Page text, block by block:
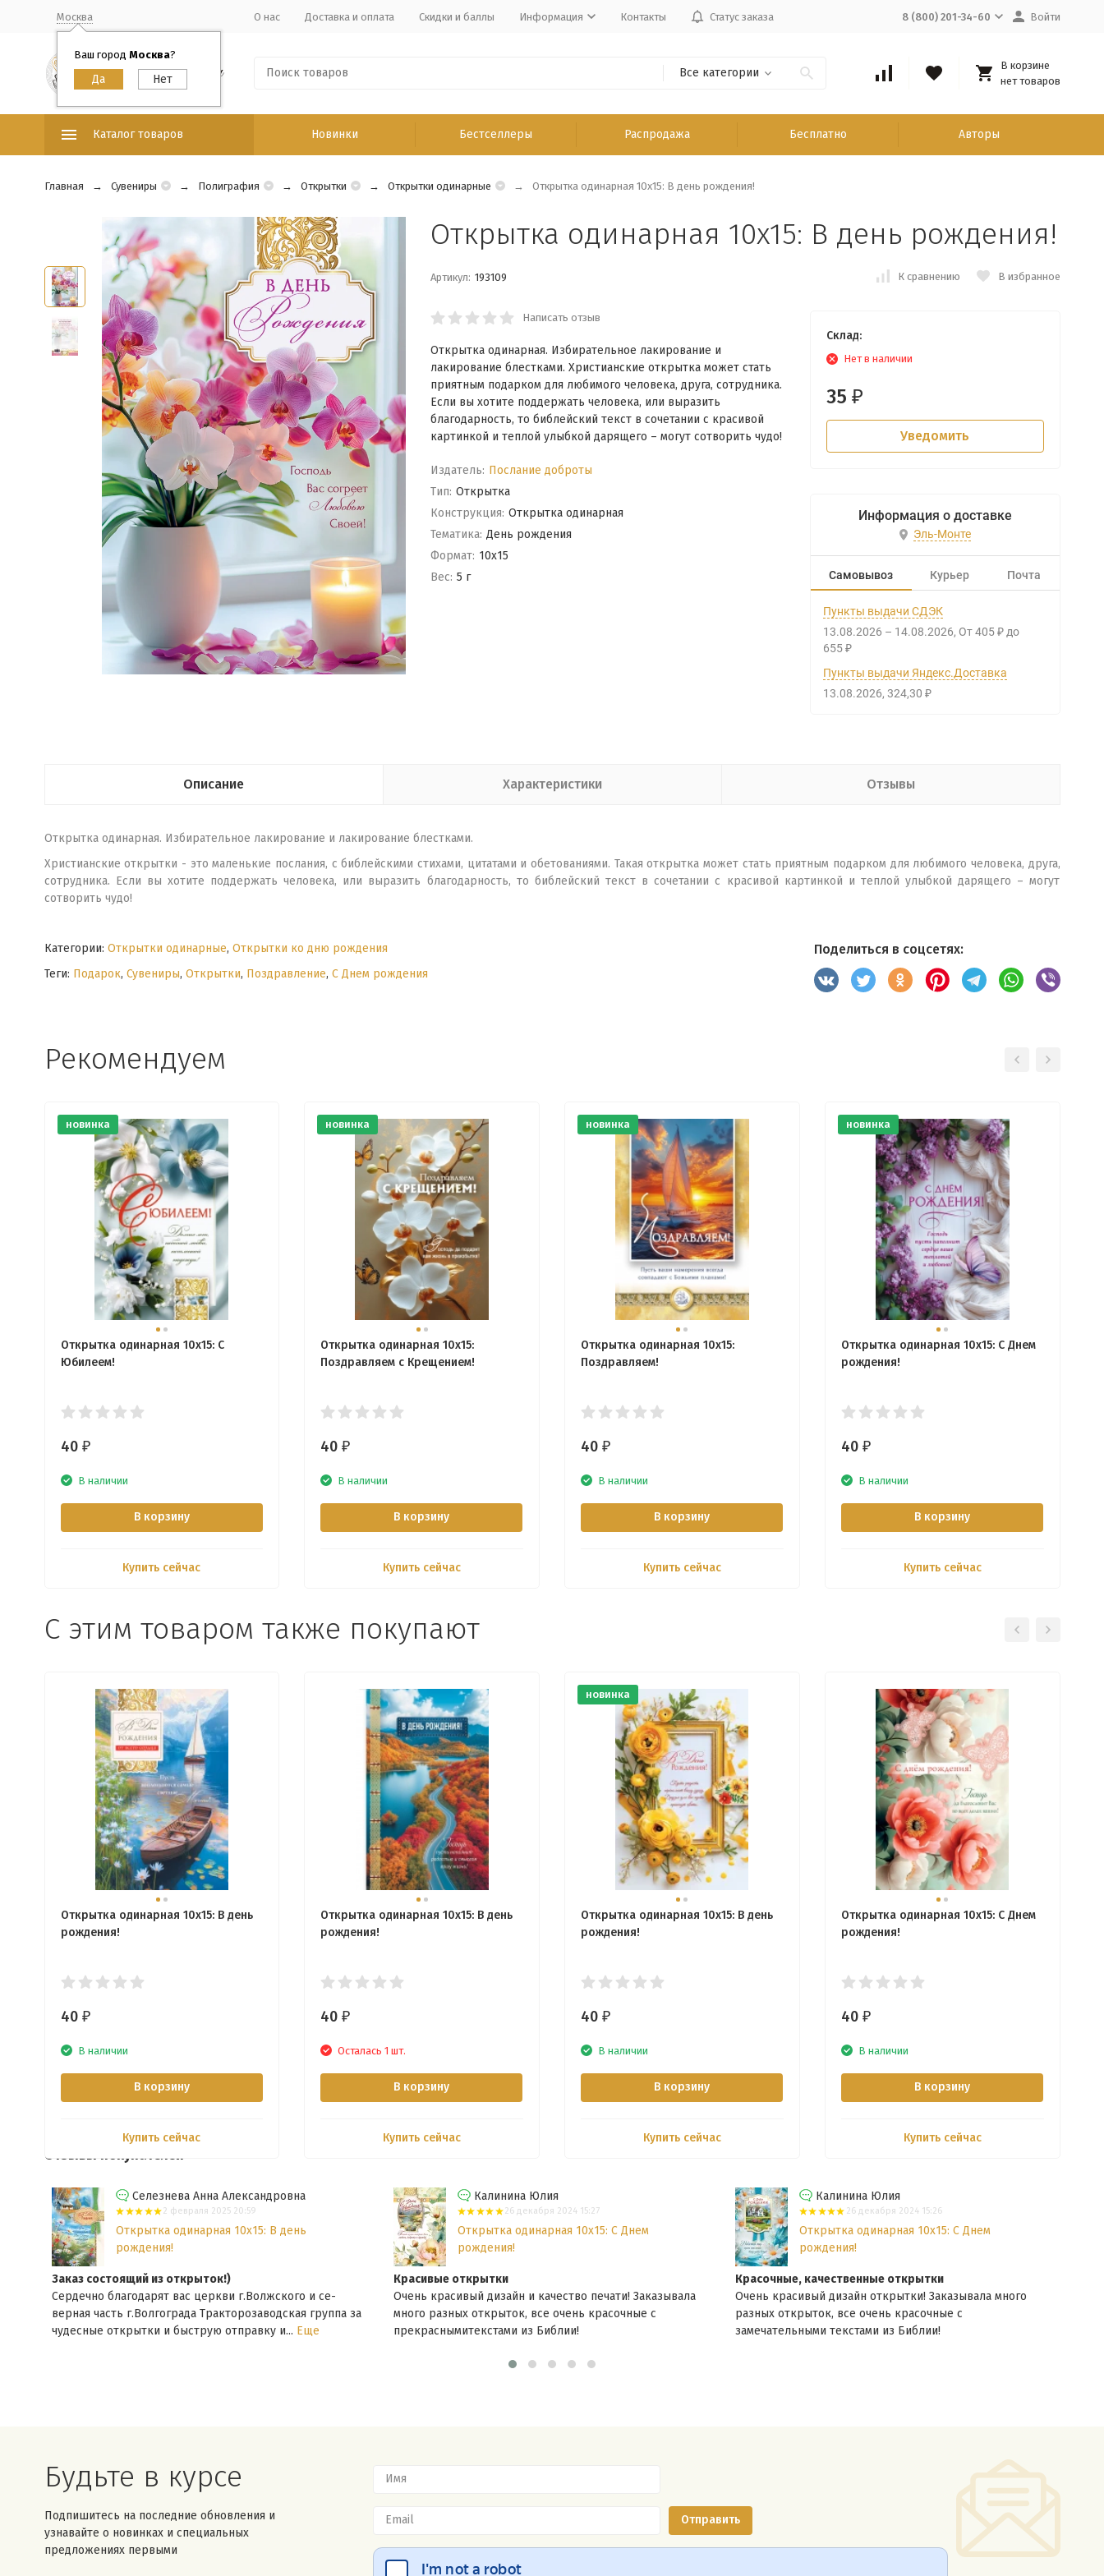
Москва
Ваш город Москва?
О нас Доставка и оплата Скидки и баллы Информация Контакты Статус заказа 8 (800) 201-34-60 Войти
Все категории
В корзине
нет товаров
Каталог товаров Новинки Бестселлеры Распродажа Бесплатно Авторы
Главная Сувениры Полиграфия Открытки Открытки одинарные Открытка одинарная 10x15: В день рождения!
Открытка одинарная 10x15: В день рождения!
Артикул: 193109 К сравнению В избранное
Написать отзыв
Открытка одинарная. Избирательное лакирование и
лакирование блестками. Христианские открытка может стать
приятным подарком для любимого человека, друга, сотрудника.
Если вы хотите поддержать человека, или выразить
благодарность, то библейский текст в сочетании с красивой
картинкой и теплой улыбкой дарящего – могут сотворить чудо!
Издатель: Послание доброты
Тип: Открытка
Конструкция: Открытка одинарная
Тематика: День рождения
Формат: 10x15
Вес: 5 г
Склад:
Нет в наличии
35 ₽
Уведомить
Информация о доставке
Эль-Монте
Самовывоз Курьер Почта
Пункты выдачи СДЭК
13.08.2026 – 14.08.2026 От 405 ₽ до
655 ₽
Пункты выдачи Яндекс.Доставка
13.08.2026 324,30 ₽
Описание Характеристики Отзывы
Открытка одинарная. Избирательное лакирование и лакирование блестками.
Христианские открытки - это маленькие послания, с библейскими стихами, цитатами и обетованиями. Такая открытка может стать приятным подарком для любимого человека, друга,
сотрудника. Если вы хотите поддержать человека, или выразить благодарность, то библейский текст в сочетании с красивой картинкой и теплой улыбкой дарящего – могут
сотворить чудо!
Категории: Открытки одинарные, Открытки ко дню рождения
Теги: Подарок, Сувениры, Открытки, Поздравление, С Днем рождения
Поделиться в соцсетях:
Рекомендуем
новинка
Открытка одинарная 10x15: С
Юбилеем!
40 ₽
В наличии
В корзину
Купить сейчас
новинка
Открытка одинарная 10x15:
Поздравляем с Крещением!
40₽
В наличии
В корзину
Купить сейчас
новинка
Открытка одинарная 10x15:
Поздравляем!
40 ₽
В наличии
В корзину
Купить сейчас
новинка
Открытка одинарная 10x15: С Днем
рождения!
40 ₽
В наличии
В корзину
Купить сейчас
С этим товаром также покупают
Открытка одинарная 10x15: В день
рождения!
40 ₽
В наличии
В корзину
Купить сейчас
Открытка одинарная 10x15: В день
рождения!
40₽
Осталась 1 шт.
В корзину
Купить сейчас
новинка
Открытка одинарная 10x15: В день
рождения!
40 ₽
В наличии
В корзину
Купить сейчас
Открытка одинарная 10x15: С Днем
рождения!
40 ₽
В наличии
В корзину
Купить сейчас
Отзывы покупателей
Селезнева Анна Александровна
2 февраля 2025 20:59
Открытка одинарная 10x15: В день
рождения!
Заказ состоящий из открыток!)
Сердечно благодарят вас церкви г.Волжского и се-
верная часть г.Волгограда Тракторозаводская группа за
чудесные открытки и быструю отправку и... Еще
Калинина Юлия
26 декабря 2024 15:27
Открытка одинарная 10x15: С Днем
рождения!
Красивые открытки
Очень красивый дизайн и качество печати! Заказывала
много разных открыток, все очень красочные с
прекраснымитекстами из Библии!
Калинина Юлия
26 декабря 2024 15:26
Открытка одинарная 10x15: С Днем
рождения!
Красочные, качественные открытки
Очень красивый дизайн открытки! Заказывала много
разных открыток, все очень красочные с
замечательными текстами из Библии!
Будьте в курсе
Подпишитесь на последние обновления и
узнавайте о новинках и специальных
предложениях первыми